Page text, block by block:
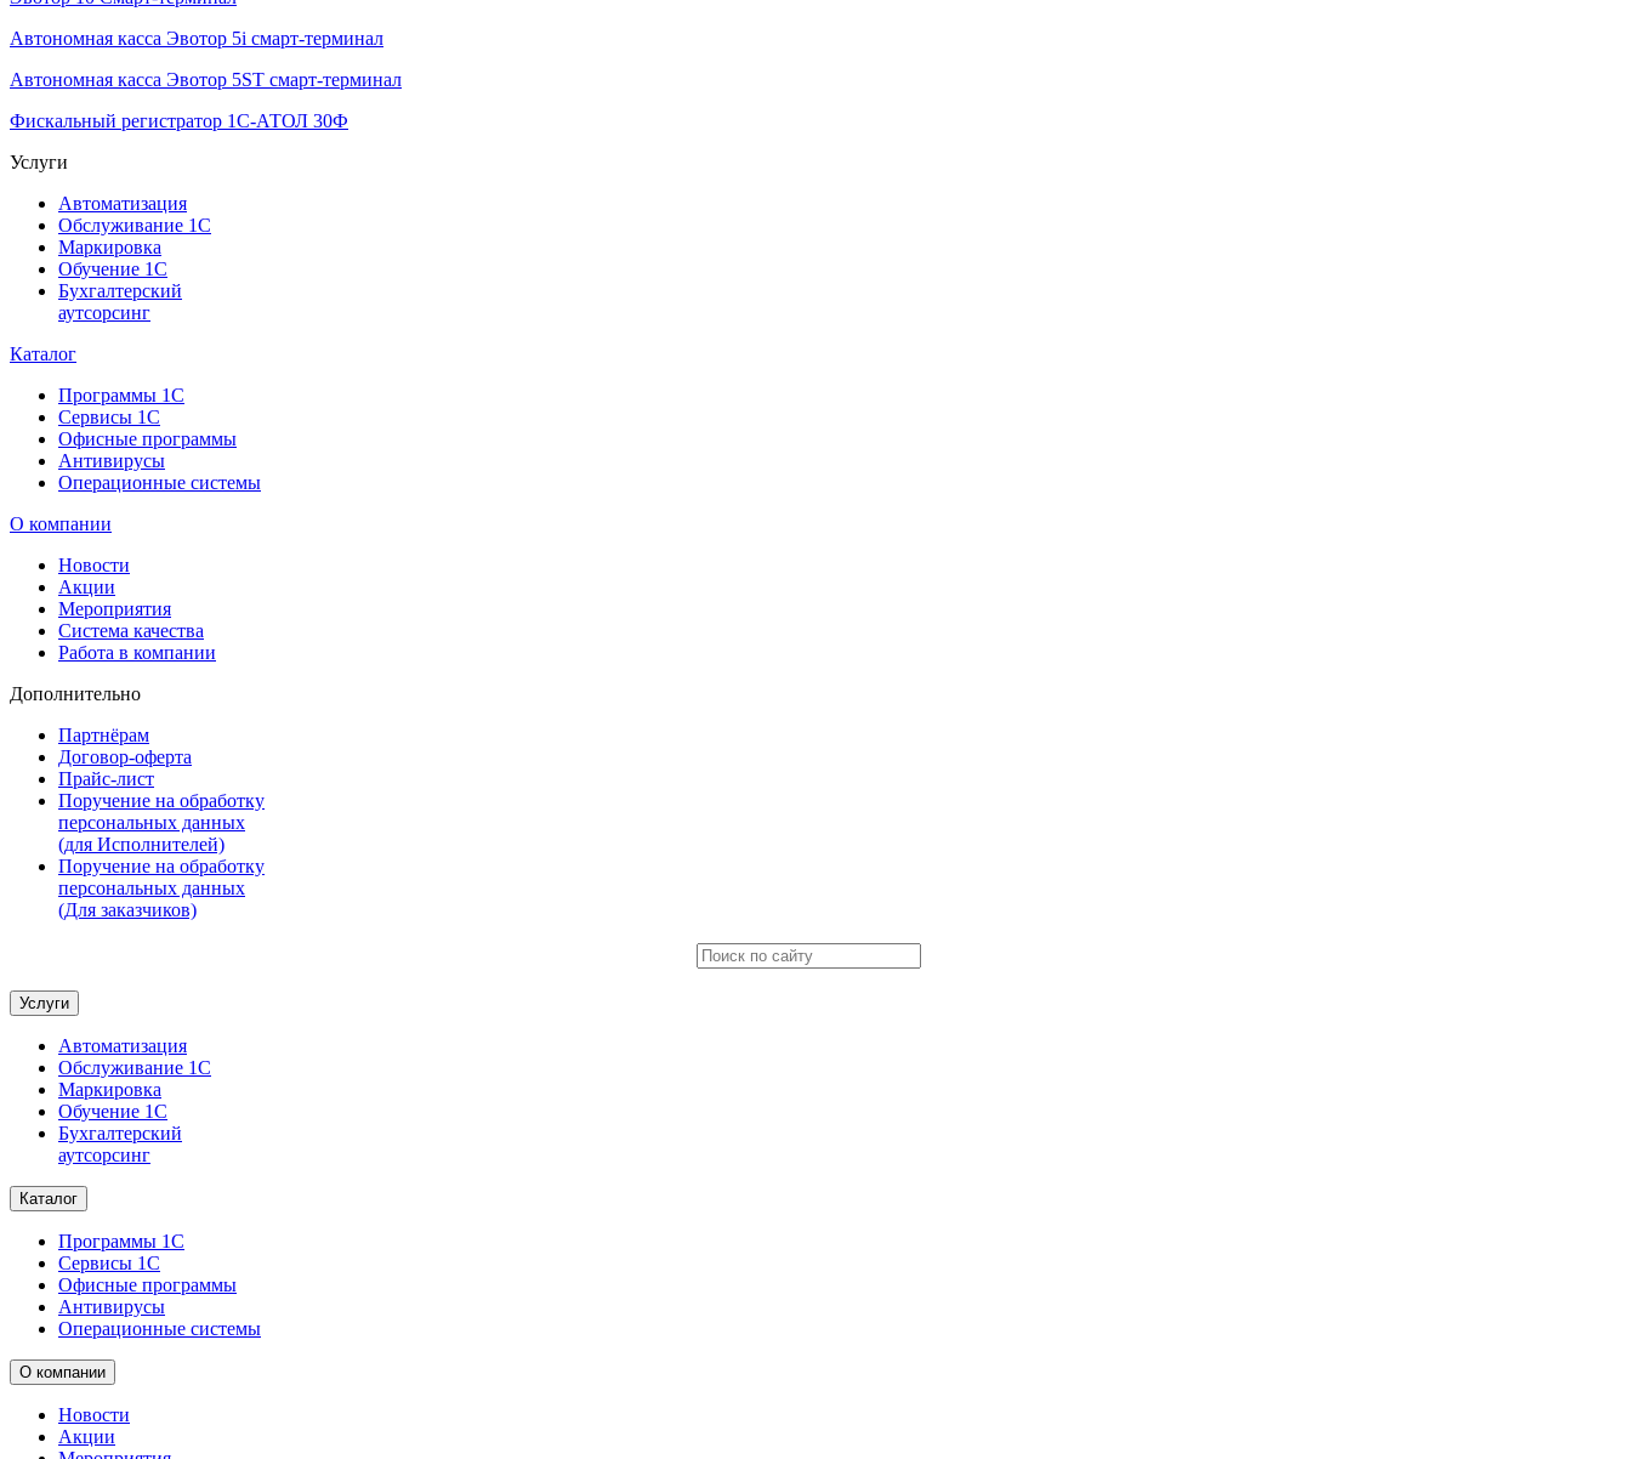
Автономная касса Эвотор 5i смарт-терминал
Автономная касса Эвотор 5ST смарт-терминал
Фискальный регистратор 1С-АТОЛ 30Ф
Услуги
Автоматизация
Обслуживание 1С
Маркировка
Обучение 1С
Бухгалтерский
аутсорсинг
Каталог
Программы 1С
Сервисы 1С
Офисные программы
Антивирусы
Операционные системы
О компании
Новости
Акции
Мероприятия
Система качества
Работа в компании
Дополнительно
Партнёрам
Договор-оферта
Прайс-лист
Поручение на обработку
персональных данных
(для Исполнителей)
Поручение на обработку
персональных данных
(Для заказчиков)
Услуги
Автоматизация
Обслуживание 1С
Маркировка
Обучение 1С
Бухгалтерский
аутсорсинг
Каталог
Программы 1С
Сервисы 1С
Офисные программы
Антивирусы
Операционные системы
О компании
Новости
Акции